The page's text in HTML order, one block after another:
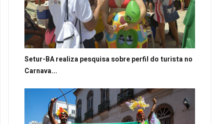
Setur-BA realiza pesquisa sobre perfil do turista no
Carnava...